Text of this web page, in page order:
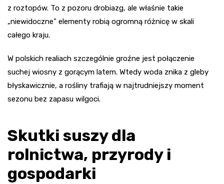
z roztopów. To z pozoru drobiazg, ale właśnie takie
„niewidoczne” elementy robią ogromną różnicę w skali
całego kraju.
W polskich realiach szczególnie groźne jest połączenie
suchej wiosny z gorącym latem. Wtedy woda znika z gleby
błyskawicznie, a rośliny trafiają w najtrudniejszy moment
sezonu bez zapasu wilgoci.
Skutki suszy dla
rolnictwa, przyrody i
gospodarki